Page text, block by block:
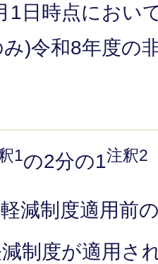
1日時点におい
)令和8年度の
1の2分の1注釈2
減制度適用前
制度が適用さ